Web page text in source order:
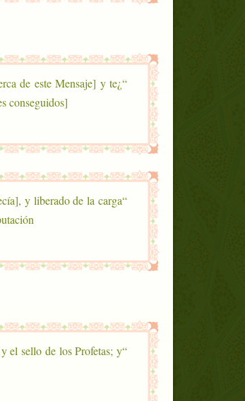
de este Mensaje] y te
y liberado de la carga
el sello de los Profetas; y